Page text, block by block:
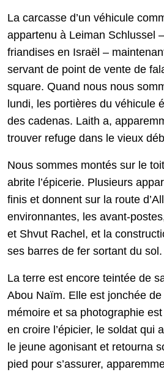
La carcasse d’un véhicule
appartenu à Leiman Schlussel
friandises en Israël –
servant de point de vente de
square. Quand nous nous
lundi, les portières du véhicule
des cadenas. Laith a,
trouver refuge dans le vieux
Nous sommes montés sur le
abrite l’épicerie. Plusieurs
finis et donnent sur la route
environnantes, les avant-
et Shvut Rachel, et la
ses barres de fer sortant du sol.
La terre est encore teintée de
Abou Naïm. Elle est jonchée
mémoire et sa photographie
en croire l’épicier, le soldat qui
le jeune agonisant et retourna
pied pour s’assurer,